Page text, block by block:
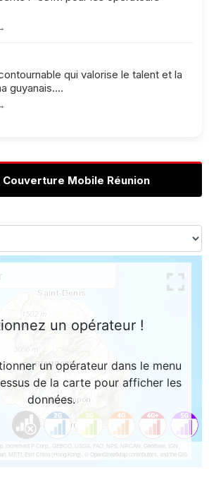
qui valorise le talent et la
guyanais....
Mobile Réunion